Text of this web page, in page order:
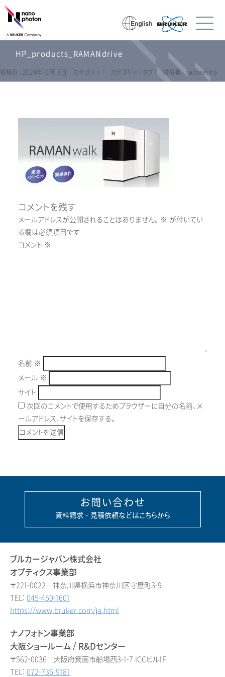
HP_products_RAMANdrive
投稿日 : 2024年10月18日 カテゴリー : カテゴリー : タグ : 投稿者 : hadaserina
コメントを残す
メールアドレスが公開されることはありません。 ※ が付いてい
る欄は必須項目です
コメント ※
名前 ※
メール ※
サイト
次回のコメントで使用するためブラウザーに自分の名前、メ
ールアドレス、サイトを保存する。
お問い合わせ
資料請求・見積依頼などはこちらから
ブルカージャパン株式会社
オプティクス事業部
〒221-0022 神奈川県横浜市神奈川区守屋町3-9
TEL: 045-450-1601
https://www.bruker.com/ja.html
ナノフォトン事業部
大阪ショールーム / R&Dセンター
〒562-0036 大阪府箕面市船場西3-1-7 ICCビル1F
TEL: 072-736-9181